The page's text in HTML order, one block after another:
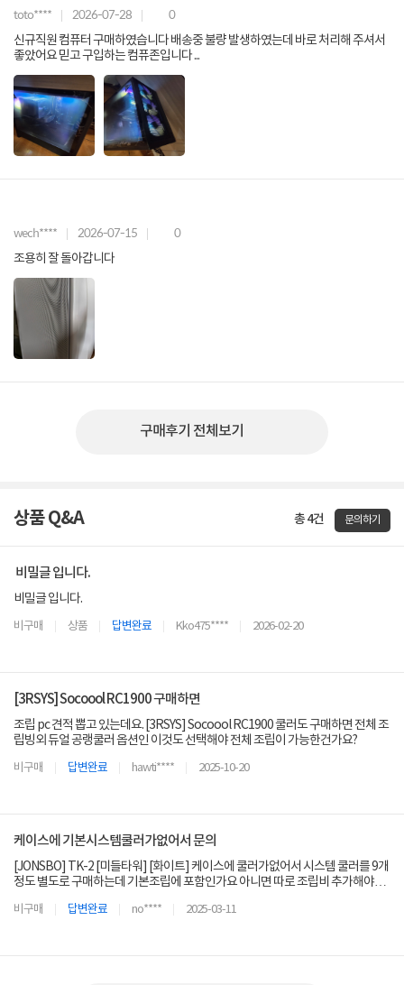
toto**** 2026-07-28 0
신규직원 컴퓨터 구매하였습니다 배송중 불량 발생하였는데 바로 처리해 주셔서
좋았어요 믿고 구입하는 컴퓨존입니다 ...
wech**** 2026-07-15 0
조용히 잘 돌아갑니다
구매후기 전체보기
상품 Q&A 총 4건 문의하기
비밀글 입니다.
비밀글 입니다.
비구매 상품 답변완료 Kko475**** 2026-02-20
[3RSYS] Socoool RC1900 구매하면
조립 pc 견적 뽑고 있는데요. [3RSYS] Socoool RC1900 쿨러도 구매하면 전체 조
립빙외 듀얼 공랭쿨러 옵션인 이것도 선택해야 전체 조립이 가능한건가요?
비구매 답변완료 hawti**** 2025-10-20
케이스에 기본시스템쿨러가없어서 문의
[JONSBO] TK-2 [미들타워] [화이트] 케이스에 쿨러가없어서 시스템 쿨러를 9개
정도 별도로 구매하는데 기본조립에 포함인가요 아니면 따로 조립비 추가해야하
비구매 답변완료 no**** 2025-03-11